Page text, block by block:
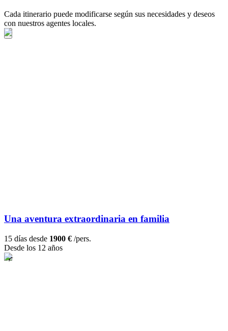
Cada itinerario puede modificarse según sus necesidades y deseos
con nuestros agentes locales.
Una aventura extraordinaria en familia
15 días desde 1900 € /pers.
Desde los 12 años